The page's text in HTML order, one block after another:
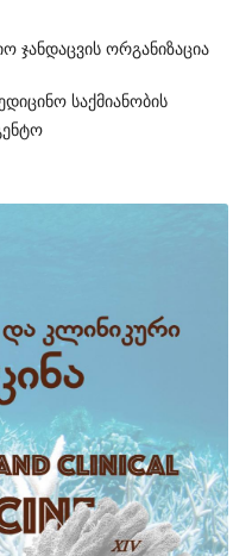
ორგანიზაცია
საქმიანობის